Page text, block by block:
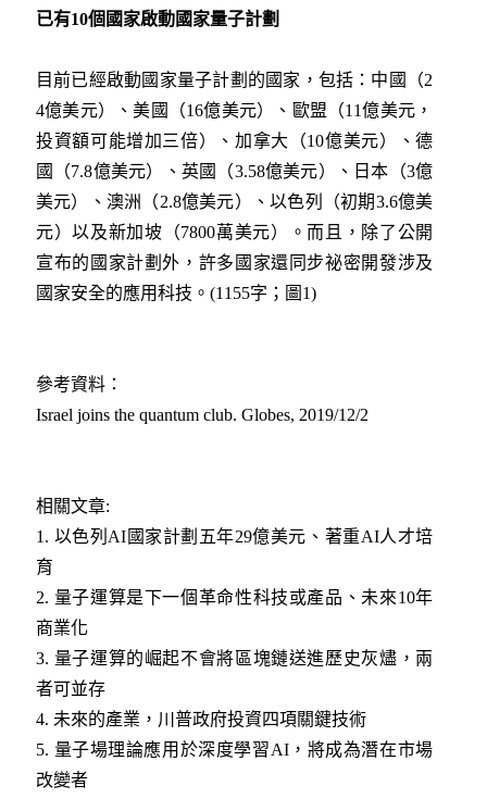
已有10個國家啟動國家量子計劃
目前已經啟動國家量子計劃的國家，包括：中國（2
4億美元）、美國（16億美元）、歐盟（11億美元，
投資額可能增加三倍）、加拿大（10億美元）、德
國（7.8億美元）、英國（3.58億美元）、日本（3億
美元）、澳洲（2.8億美元）、以色列（初期3.6億美
元）以及新加坡（7800萬美元）。而且，除了公開
宣布的國家計劃外，許多國家還同步祕密開發涉及
國家安全的應用科技。(1155字；圖1)
參考資料：
Israel joins the quantum club. Globes, 2019/12/2
相關文章:
1. 以色列AI國家計劃五年29億美元、著重AI人才培
育
2. 量子運算是下一個革命性科技或產品、未來10年
商業化​
3. 量子運算的崛起不會將區塊鏈送進歷史灰燼，兩
者可並存
4. 未來的產業，川普政府投資四項關鍵技術​
5. 量子場理論應用於深度學習AI，將成為潛在市場
改變者